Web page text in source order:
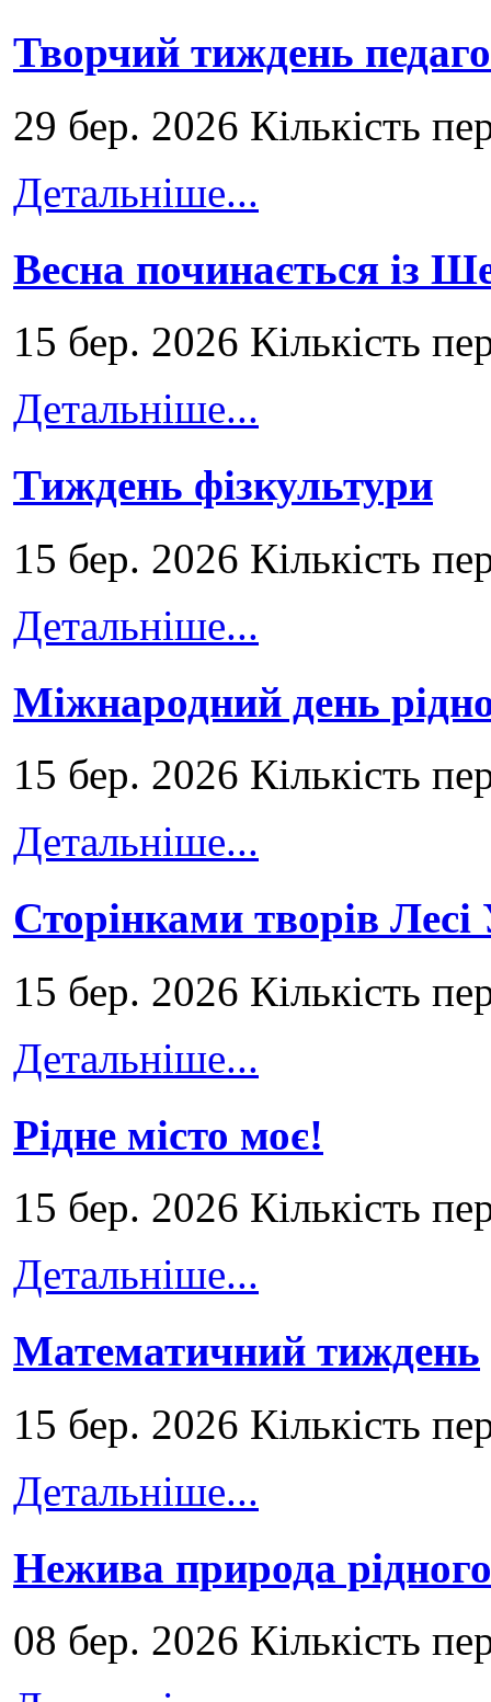
Творчий тиждень
29 бер. 2026 Кількість
Детальніше...
Весна починається із
15 бер. 2026 Кількість
Детальніше...
Тиждень фізкультури
15 бер. 2026 Кількість
Детальніше...
Міжнародний день
15 бер. 2026 Кількість
Детальніше...
Сторінками творів
15 бер. 2026 Кількість
Детальніше...
Рідне місто моє!
15 бер. 2026 Кількість
Детальніше...
Математичний тиждень
15 бер. 2026 Кількість
Детальніше...
Нежива природа
08 бер. 2026 Кількість